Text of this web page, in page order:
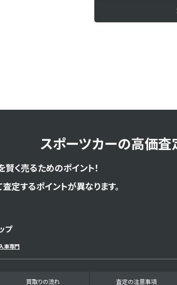
スポーツカーの高価査
く売るためのポイント！
定するポイントが異なります。
プ
車専門
買取りの流れ 査定の注意事項